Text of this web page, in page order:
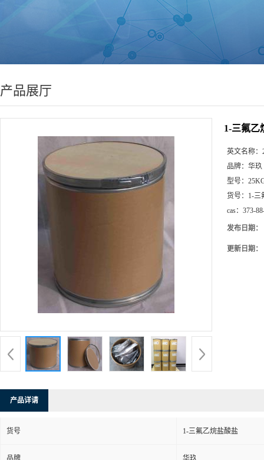
产品展厅
1-三氟乙
英文名称：
品牌： 华玖
型号：
货号： 1-三
cas： 373-
发布日期：
更新日期：
产品详请
货号 1-三氟乙烷盐酸盐
品牌 华玖